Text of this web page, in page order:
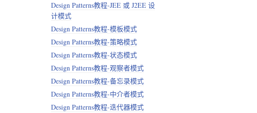
Design Patterns教程-JEE 或 J2EE 设
计模式
Design Patterns教程-模板模式
Design Patterns教程-策略模式
Design Patterns教程-状态模式
Design Patterns教程-观察者模式
Design Patterns教程-备忘录模式
Design Patterns教程-中介者模式
Design Patterns教程-迭代器模式